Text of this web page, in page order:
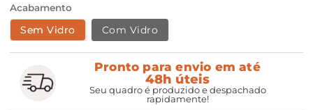
Acabamento
Sem Vidro Com Vidro
Pronto para envio em até
48h úteis
Seu quadro é produzido e despachado
rapidamente!